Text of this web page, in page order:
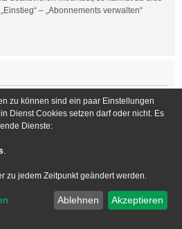
– „Abonnements verwalten“
Forum zulässig?
Dateitypen zulassen oder
bist, welche Dateitypen du anhängen
Dateianhänge erhalten?
zu erhalten, gehe in den
zu können sind ein paar Einstellungen
Dienst Cookies setzen darf oder nicht. Es
Dienste:
.
zu jedem Zeitpunkt geändert werden.
Ablehnen Akzeptieren